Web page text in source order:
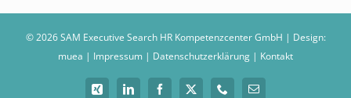
©2026 SAM Executive Search HR Kompetenzcenter GmbH | Design:
muea | Impressum | Datenschutzerklärung | Kontakt
Xing LinkedInFacebook
X TelefonE-